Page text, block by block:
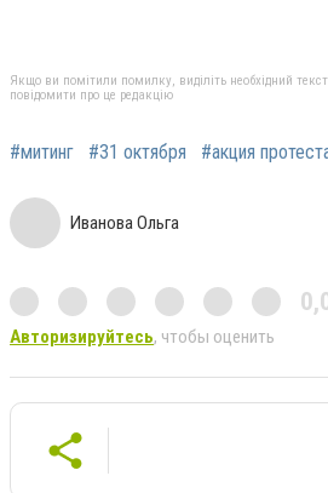
Якщо ви помітили помилку, виділіть необхідний
повідомити про це редакцію
#митинг #31 октября #акция
Иванова Ольга
Авторизируйтесь, чтобы оценить